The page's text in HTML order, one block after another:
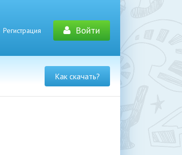
Регистрация Войти
Как скачать?